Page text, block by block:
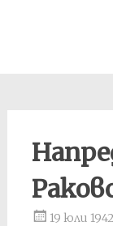
19 юли 1942